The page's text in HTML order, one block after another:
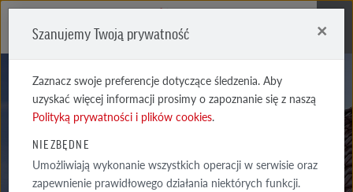
AKCESORIA
Szanujemy Twoją prywatność ×
Zaznacz swoje preferencje dotyczące śledzenia. Aby
uzyskać więcej informacji prosimy o zapoznanie się z naszą
Polityką prywatności i plików cookies.
NIEZBĘDNE
Umożliwiają wykonanie wszystkich operacji w serwisie oraz
zapewnienie prawidłowego działania niektórych funkcji.